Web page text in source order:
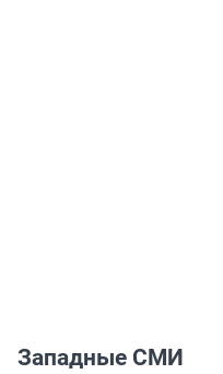
Западные СМИ